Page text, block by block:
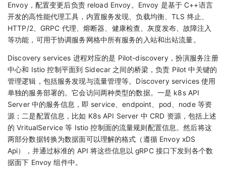
Envoy，配置变更后负责 reload Envoy。Envoy 是基于 C++语言
开发的高性能代理工具，内置服务发现、负载均衡、TLS 终止、
HTTP/2、GRPC 代理、熔断器、健康检查、灰度发布、故障注入
等功能，可用于协调服务网格中所有服务的入站和出站流量。
Discovery services 进程对应的是 Pilot-discovery，扮演服务注册
中心和 Istio 控制平面到 Sidecar 之间的桥梁，负责 Pilot 中关键的
管理逻辑，包括服务发现与流量管理等。Discovery services 使用
单独的服务部署的。它会访问两种类型的数据。一是 k8s API
Server 中的服务信息，即 service、endpoint、pod、node 等资
源；二是配置信息，比如 K8s API Server 中 CRD 资源，包括上述
的 VritualService 等 Istio 控制面的流量规则配置信息。然后将这
两部分数据转换为数据面可以理解的格式（遵循 Envoy xDS
Api），并通过标准的 API 将这些信息以 gRPC 接口下发到各个数
据面下 Envoy 组件中。